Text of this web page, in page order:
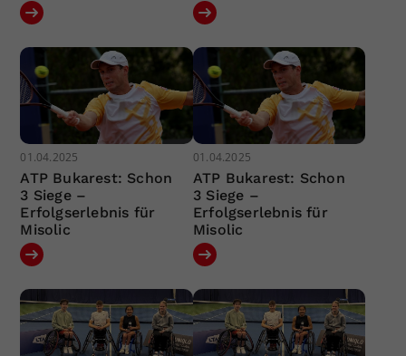
01.04.2025
ATP Bukarest: Schon
3 Siege –
Erfolgserlebnis für
Misolic
01.04.2025
ATP Bukarest: Schon
3 Siege –
Erfolgserlebnis für
Misolic